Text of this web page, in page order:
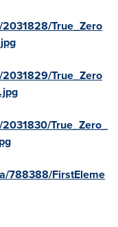
True_Zero
True_Zero
True_Zero_
788388/FirstEleme